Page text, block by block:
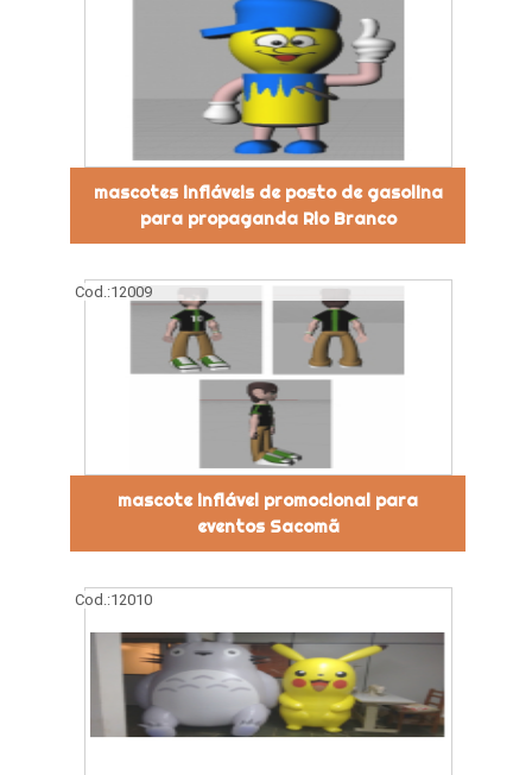
mascotes infláveis de posto de gasolina
para propaganda Rio Branco
Cod.:12009
mascote inflável promocional para
eventos Sacomã
Cod.:12010